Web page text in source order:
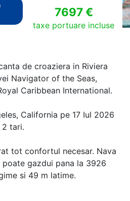
7697 €
taxe portuare incluse
de croaziera in Riviera
Navigator of the Seas,
Caribbean International.
California pe 17 Iul 2026
tari.
tot confortul necesar. Nava
gazdui pana la 3926
si 49 m latime.